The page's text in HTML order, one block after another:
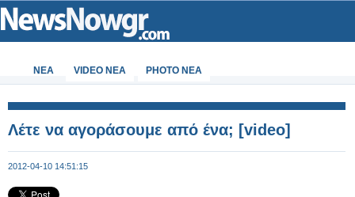
ΝΕΑ VIDEO NEA PHOTO NEA
Λέτε να αγοράσουμε από ένα; [video]
2012-04-10 14:51:15